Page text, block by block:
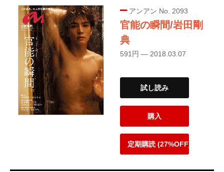
アンアン No. 2093
官能の瞬間/岩田剛
典
591円 — 2018.03.07
試し読み
購入
定期購読 (27%OFF)